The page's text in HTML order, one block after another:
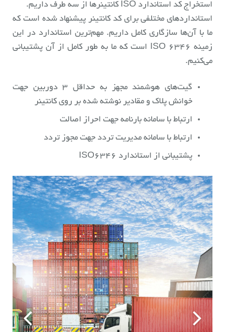
استخراج کد استاندارد ISO کانتینرها از سه طرف داریم.
استانداردهای مختلفی برای کد کانتینر پیشنهاد شده است که
ما با آن‌ها سازگاری کامل داریم. مهم‌ترین استاندارد در این
زمینه ISO 6346 است که ما به طور کامل از آن پشتیبانی
می‌کنیم.
گیت‌های هوشمند مجهز به حداقل ۳ دوربین جهت
خوانش پلاک و مقادیر نوشته شده بر روی کانتینر
ارتباط با سامانه بارنامه جهت احراز اصالت
ارتباط با سامانه مدیریت تردد جهت مجوز تردد
پشتیبانی از استاندارد ISO6346